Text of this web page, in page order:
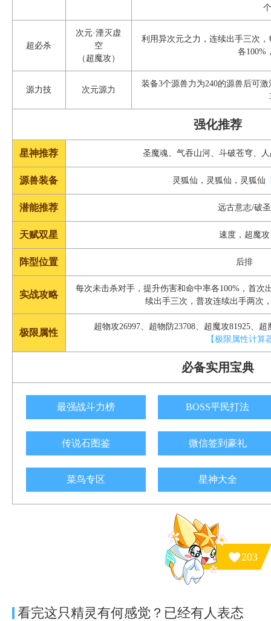
超必杀
次元·湮灭虚
空
（超魔攻）
利用异次元之力，连续出手三次
各100%
源力技 次元源力
装备3个源兽力为240的源兽后可
强化推荐
星神推荐 圣魔魂、气吞山河、斗破苍穹、
源兽装备 灵狐仙，灵狐仙，灵狐仙
潜能推荐 远古意志/破圣
天赋双星 速度，超魔攻
阵型位置 后排
实战攻略
每次未击杀对手，提升伤害和命中率各100%，首次
续出手三次，普攻连续出手两次
极限属性
超物攻26997、超物防23708、超魔攻81925、
【极限属性计算
必备实用宝典
最强战斗力榜 BOSS平民打法
传说石图鉴 微信签到豪礼
菜鸟专区 星神大全
203
看完这只精灵有何感觉？已经有人表态